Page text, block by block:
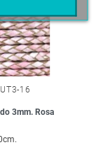
16
3mm. Rosa